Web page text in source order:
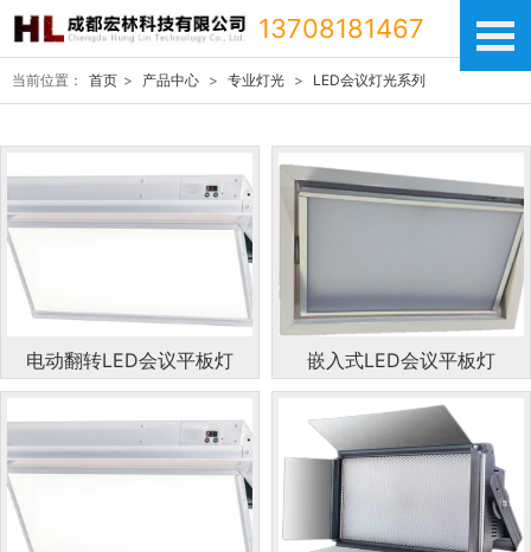
13708181467
当前位置： 首页 > 产品中心 > 专业灯光 > LED会议灯光系列
电动翻转LED会议平板灯 嵌入式LED会议平板灯